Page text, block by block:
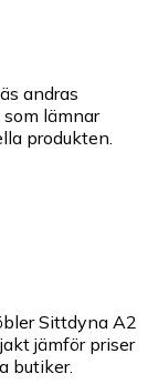
andras
lämnar
produkten.
Sittdyna A2
jämför priser
butiker.